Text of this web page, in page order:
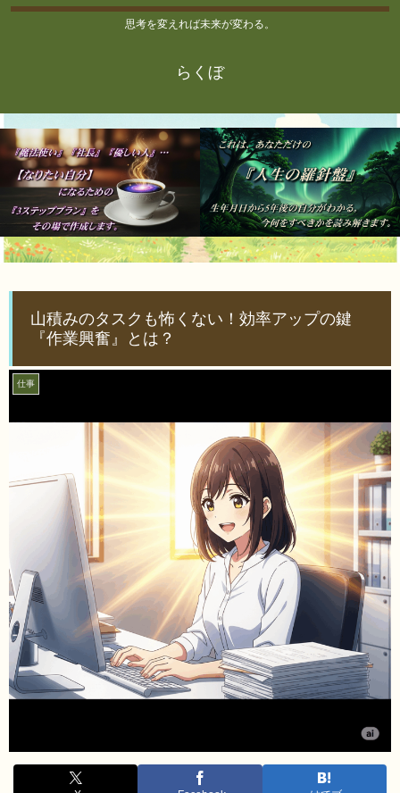
思考を変えれば未来が変わる。
らくぼ
山積みのタスクも怖くない！効率アップの鍵
『作業興奮』とは？
仕事